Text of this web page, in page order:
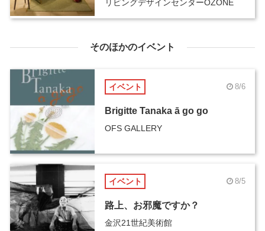
リビングデザインセンターOZONE
そのほかのイベント
イベント 8/6
Brigitte Tanaka ā go go
OFS GALLERY
イベント 8/5
路上、お邪魔ですか？
金沢21世紀美術館